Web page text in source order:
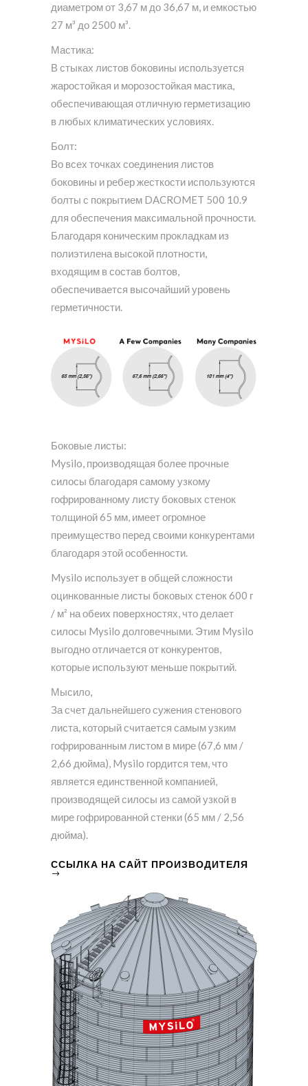
диаметром от 3,67 м до 36,67 м, и емкостью
27 м³ до 2500 м³.
Мастика:
В стыках листов боковины используется
жаростойкая и морозостойкая мастика,
обеспечивающая отличную герметизацию
в любых климатических условиях.
Болт:
Во всех точках соединения листов
боковины и ребер жесткости используются
болты с покрытием DACROMET 500 10.9
для обеспечения максимальной прочности.
Благодаря коническим прокладкам из
полиэтилена высокой плотности,
входящим в состав болтов,
обеспечивается высочайший уровень
герметичности.
Боковые листы:
Mysilo, производящая более прочные
силосы благодаря самому узкому
гофрированному листу боковых стенок
толщиной 65 мм, имеет огромное
преимущество перед своими конкурентами
благодаря этой особенности.
Mysilo использует в общей сложности
оцинкованные листы боковых стенок 600 г
/ м² на обеих поверхностях, что делает
силосы Mysilo долговечными. Этим Mysilo
выгодно отличается от конкурентов,
которые используют меньше покрытий.
Мысило,
За счет дальнейшего сужения стенового
листа, который считается самым узким
гофрированным листом в мире (67,6 мм /
2,66 дюйма), Mysilo гордится тем, что
является единственной компанией,
производящей силосы из самой узкой в ​​
мире гофрированной стенки (65 мм / 2,56
дюйма).
ССЫЛКА НА САЙТ ПРОИЗВОДИТЕЛЯ